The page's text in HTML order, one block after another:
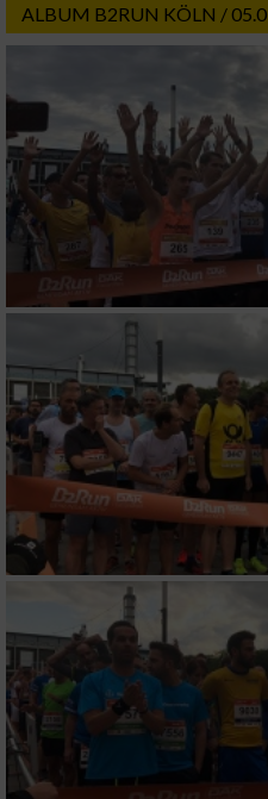
ALBUM B2RUN KÖLN /